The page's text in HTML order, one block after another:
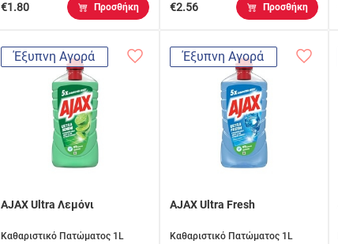
€1.80 Προσθήκη €2.56 Προσθήκη
Έξυπνη Αγορά
AJAX Ultra Λεμόνι
Καθαριστικό Πατώματος 1L
Έξυπνη Αγορά
AJAX Ultra Fresh
Καθαριστικό Πατώματος 1L